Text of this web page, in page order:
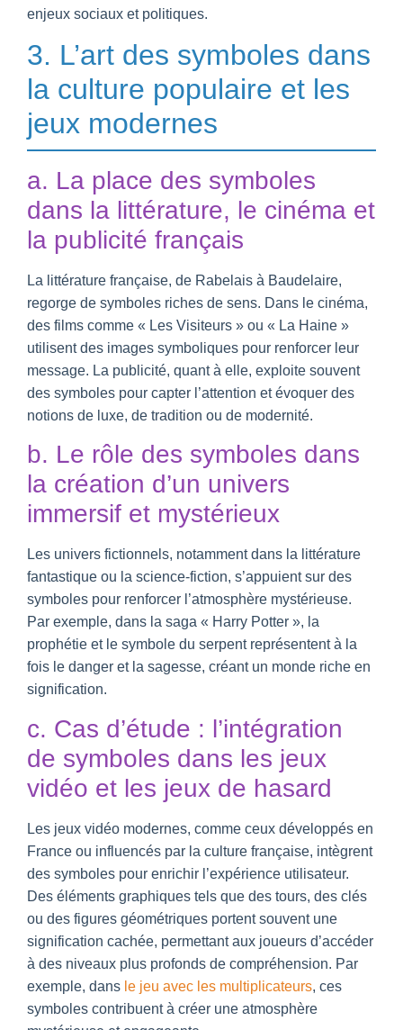
enjeux sociaux et politiques.
3. L’art des symboles dans
la culture populaire et les
jeux modernes
a. La place des symboles
dans la littérature, le cinéma et
la publicité français
La littérature française, de Rabelais à Baudelaire,
regorge de symboles riches de sens. Dans le cinéma,
des films comme « Les Visiteurs » ou « La Haine »
utilisent des images symboliques pour renforcer leur
message. La publicité, quant à elle, exploite souvent
des symboles pour capter l’attention et évoquer des
notions de luxe, de tradition ou de modernité.
b. Le rôle des symboles dans
la création d’un univers
immersif et mystérieux
Les univers fictionnels, notamment dans la littérature
fantastique ou la science-fiction, s’appuient sur des
symboles pour renforcer l’atmosphère mystérieuse.
Par exemple, dans la saga « Harry Potter », la
prophétie et le symbole du serpent représentent à la
fois le danger et la sagesse, créant un monde riche en
signification.
c. Cas d’étude : l’intégration
de symboles dans les jeux
vidéo et les jeux de hasard
Les jeux vidéo modernes, comme ceux développés en
France ou influencés par la culture française, intègrent
des symboles pour enrichir l’expérience utilisateur.
Des éléments graphiques tels que des tours, des clés
ou des figures géométriques portent souvent une
signification cachée, permettant aux joueurs d’accéder
à des niveaux plus profonds de compréhension. Par
exemple, dans le jeu avec les multiplicateurs, ces
symboles contribuent à créer une atmosphère